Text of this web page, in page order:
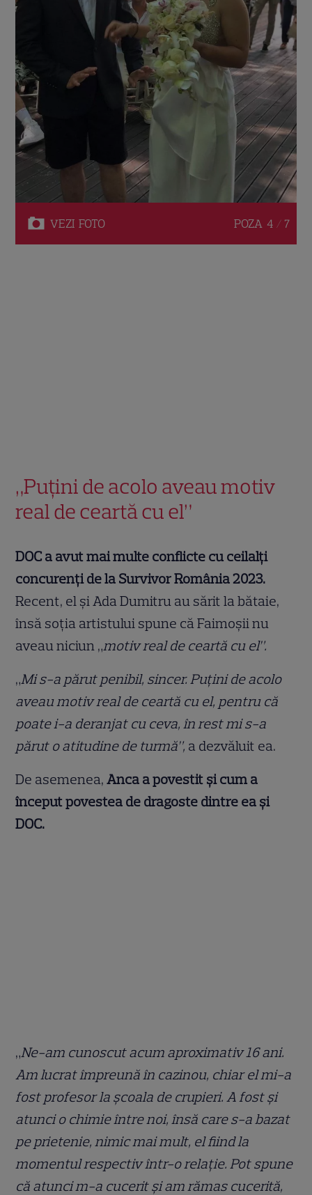
VEZI FOTO POZA 4 / 7
„Puțini de acolo aveau motiv
real de ceartă cu el”
DOC a avut mai multe conflicte cu ceilalți
concurenți de la Survivor România 2023.
Recent, el și Ada Dumitru au sărit la bătaie,
însă soția artistului spune că Faimoșii nu
aveau niciun „motiv real de ceartă cu el”.
„Mi s-a părut penibil, sincer. Puțini de acolo
aveau motiv real de ceartă cu el, pentru că
poate i-a deranjat cu ceva, în rest mi s-a
părut o atitudine de turmă”, a dezvăluit ea.
De asemenea,Anca a povestit și cum a
început povestea de dragoste dintre ea și
DOC.
„Ne-am cunoscut acum aproximativ 16 ani.
Am lucrat împreună în cazinou, chiar el mi-a
fost profesor la școala de crupieri. A fost și
atunci o chimie între noi, însă care s-a bazat
pe prietenie, nimic mai mult, el fiind la
momentul respectiv într-o relație. Pot spune
că atunci m-a cucerit și am rămas cucerită,